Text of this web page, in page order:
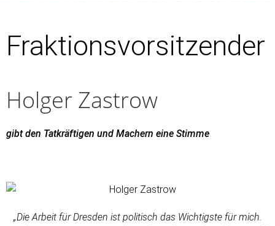
Fraktionsvorsitzender
Holger Zastrow
gibt den Tatkräftigen und Machern eine Stimme
„Die Arbeit für Dresden ist politisch das Wichtigste für mich.